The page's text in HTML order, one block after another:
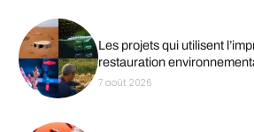
Les projets qui utilisent
restauration
7 août 2026